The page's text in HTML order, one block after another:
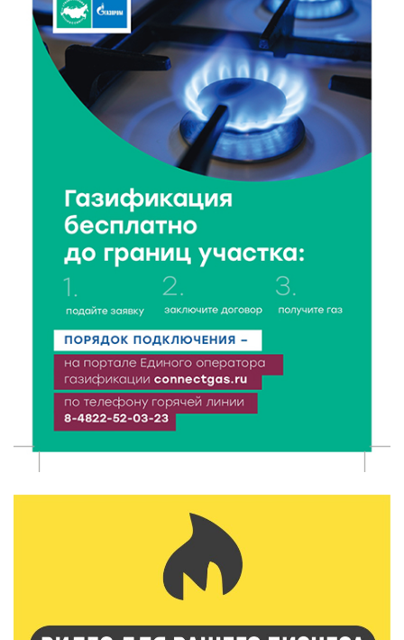
8 Авг 2026 14:14 257
Виталий Королев запустил веловолну на Волге в
Калязине
8 Авг 2026 13:37 478
Чем удивит X Международный фестиваль «Калитка»
8 Авг 2026 12:37 295
Забыл вещи в транспорте? Рассказываем, что ждёт
пассажиров по новым правилам
8 Авг 2026 12:12 797
Более 40 миллионов на металлургию получил бизнес
Твери
8 Авг 2026 11:37 330
От теории до практики: в детских лагерях Тверской
Арбуз без риска: на что обратить внимание при
покупке — советы Роскачества
8 Авг 2026 10:21 416